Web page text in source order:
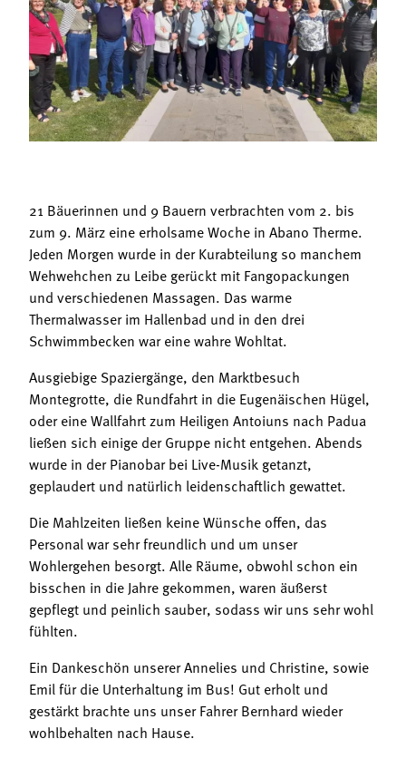
Mitgliedschaft
Landessekretariat
Bäuerliche Buffets
Hofgeschichten
21 Bäuerinnen und 9 Bauern verbrachten vom 2. bis
zum 9. März eine erholsame Woche in Abano Therme.
Jeden Morgen wurde in der Kurabteilung so manchem
Wehwehchen zu Leibe gerückt mit Fangopackungen
und verschiedenen Massagen. Das warme
Thermalwasser im Hallenbad und in den drei
Schwimmbecken war eine wahre Wohltat.
Ausgiebige Spaziergänge, den Marktbesuch
Montegrotte, die Rundfahrt in die Eugenäischen Hügel,
oder eine Wallfahrt zum Heiligen Antoiuns nach Padua
ließen sich einige der Gruppe nicht entgehen. Abends
wurde in der Pianobar bei Live-Musik getanzt,
geplaudert und natürlich leidenschaftlich gewattet.
Die Mahlzeiten ließen keine Wünsche offen, das
Personal war sehr freundlich und um unser
Wohlergehen besorgt. Alle Räume, obwohl schon ein
bisschen in die Jahre gekommen, waren äußerst
gepflegt und peinlich sauber, sodass wir uns sehr wohl
fühlten.
Ein Dankeschön unserer Annelies und Christine, sowie
Emil für die Unterhaltung im Bus! Gut erholt und
gestärkt brachte uns unser Fahrer Bernhard wieder
wohlbehalten nach Hause.